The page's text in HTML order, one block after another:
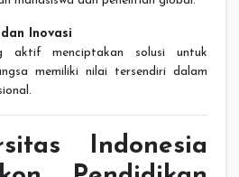
Inovasi
aktif menciptakan solusi untuk
memiliki nilai tersendiri dalam
Indonesia